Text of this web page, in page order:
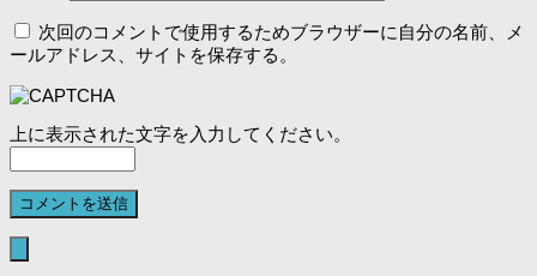
次回のコメントで使用するためブラウザーに自分の名前、メ
ールアドレス、サイトを保存する。
上に表示された文字を入力してください。